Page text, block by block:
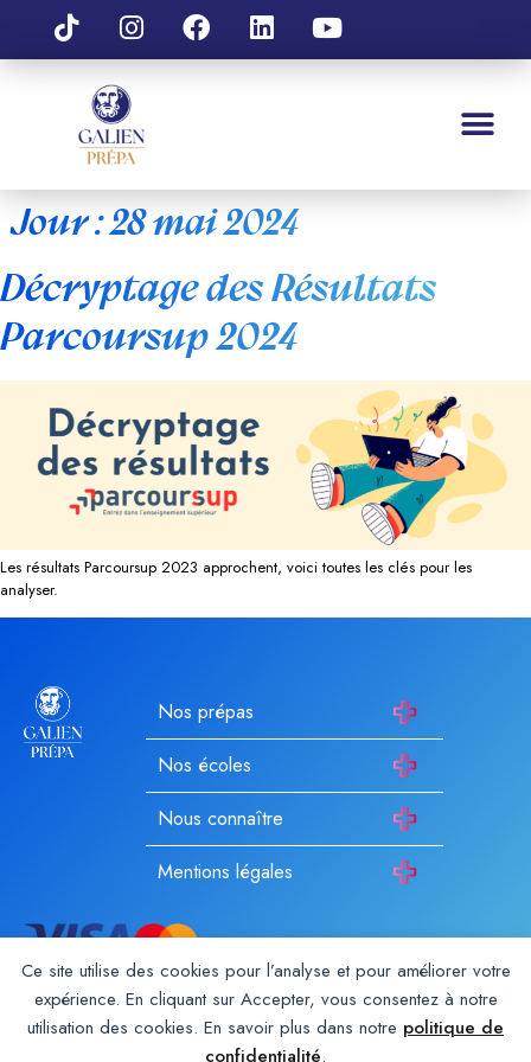
Ce site utilise des cookies pour l’analyse et pour améliorer votre
expérience. En cliquant sur Accepter, vous consentez à notre
utilisation des cookies. En savoir plus dans notre politique de
confidentialité.
Jour :28 mai 2024
Décryptage des Résultats
Parcoursup 2024
Les résultats Parcoursup 2023 approchent, voici toutes les clés pour les
analyser.
Nos prépas
Nos écoles
Nous connaître
Mentions légales
Galien Prépa est un établissement d’enseignement privé hors
contrat enregistré auprès du rectorat depuis 1987. Membre du